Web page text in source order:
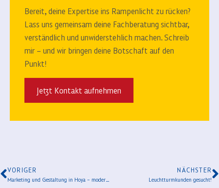
Bereit, deine Expertise ins Rampenlicht zu rücken?
Lass uns gemeinsam deine Fachberatung sichtbar,
verständlich und unwiderstehlich machen.Schreib
mir – und wir bringen deine Botschaft auf den
Punkt!
Jetzt Kontakt aufnehmen
VORIGER NÄCHSTER
Leuchtturmkunden gesucht!